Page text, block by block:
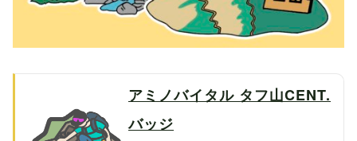
アミノバイタル タフ山CENT.
バッジ